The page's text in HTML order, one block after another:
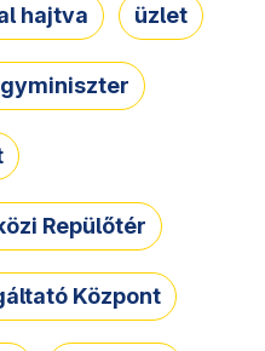
hajtva üzlet
Repülőtér
Központ